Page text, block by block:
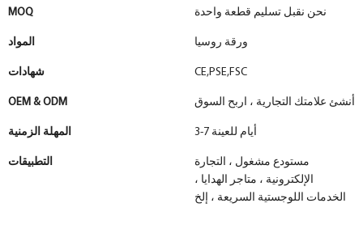
MOQ نحن نقبل تسليم قطعة واحدة
المواد ورقة روسيا
شهادات CE,PSE,FSC
OEM & ODM أنشئ علامتك التجارية ، اربح السوق
المهلة الزمنية 3-7 أيام للعينة
التطبيقات
مستودع مشغول ، التجارة
الإلكترونية ، متاجر الهدايا ،
الخدمات اللوجستية السريعة ، إلخ